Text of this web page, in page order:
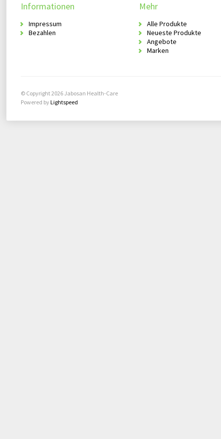
Informationen
Impressum
Bezahlen
Mehr
Alle Produkte
Neueste Produkte
Angebote
Marken
© Copyright 2026 Jabosan Health-Care
Powered byLightspeed